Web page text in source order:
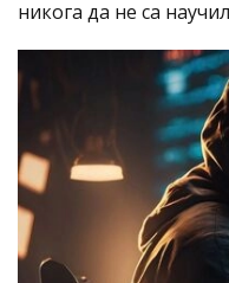
никога да не са